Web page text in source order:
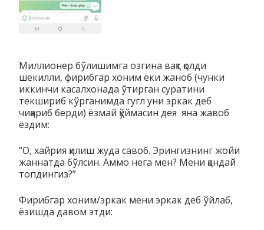
Миллионер бўлишимга озгина вақт қолди
шекилли, фирибгар хоним ёки жаноб (чунки
иккинчи касалхонада ўтирган суратини
текшириб кўрганимда гугл уни эркак деб
чиқариб берди) ёзмай қўймасин дея яна жавоб
ёздим:
“О, хайрия қилиш жуда савоб. Эрингизнинг жойи
жаннатда бўлсин. Аммо нега мен? Мени қандай
топдингиз?”
Фирибгар хоним/эркак мени эркак деб ўйлаб,
ёзишда давом этди: